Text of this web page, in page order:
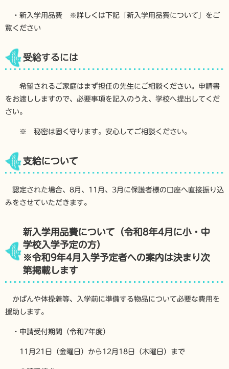
・新入学用品費 ※詳しくは下記「新入学用品費について」をご
覧ください
受給するには
希望されるご家庭はまず担任の先生にご相談ください。申請書
をお渡ししますので、必要事項を記入のうえ、学校へ提出してくだ
さい。
※ 秘密は固く守ります。安心してご相談ください。
支給について
認定された場合、8月、11月、3月に保護者様の口座へ直接振り込
みをさせていただきます。
新入学用品費について（令和8年4月に小・中
学校入学予定の方）
※令和9年4月入学予定者への案内は決まり次
第掲載します
かばんや体操着等、入学前に準備する物品について必要な費用を
援助します。
・申請受付期間（令和7年度）
11月21日（金曜日）から12月18日（木曜日）まで